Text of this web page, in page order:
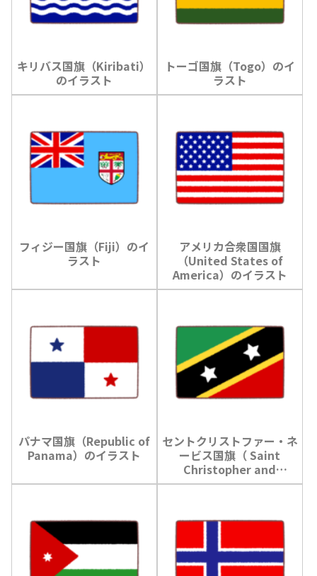
キリバス国旗（Kiribati）
のイラスト
トーゴ国旗（Togo）のイ
ラスト
フィジー国旗（Fiji）のイ
ラスト
アメリカ合衆国国旗
（United States of
America）のイラスト
パナマ国旗（Republic of
Panama）のイラスト
セントクリストファー・ネ
ービス国旗（ Saint
Christopher and
Nevis）のイラスト